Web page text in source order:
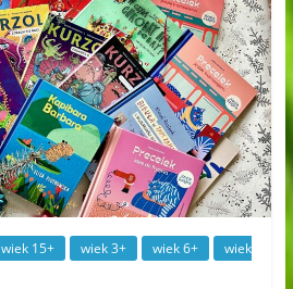
wiek 15+ wiek 3+ wiek 6+
wiek